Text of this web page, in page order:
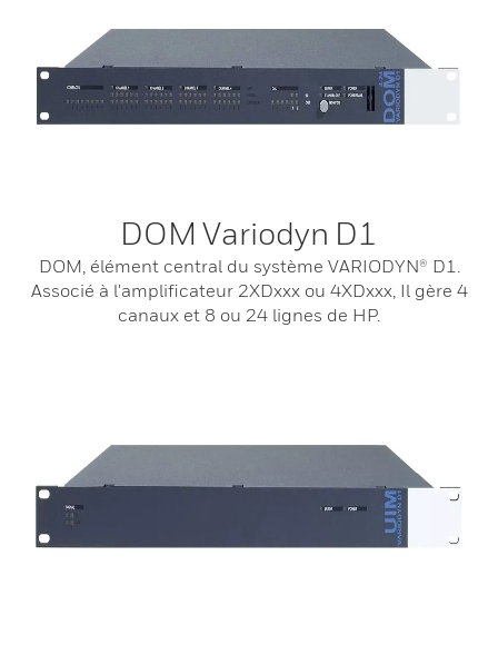
DOM Variodyn D1
DOM, élément central du système VARIODYN® D1.
Associé à l'amplificateur 2XDxxx ou 4XDxxx, Il gère 4
canaux et 8 ou 24 lignes de HP.